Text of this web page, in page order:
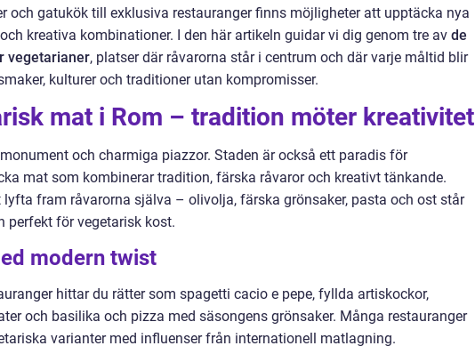
och gatukök till exklusiva restauranger finns möjligheter att upptäcka nya
kreativa kombinationer. I den här artikeln guidar vi dig genom tre av de
vegetarianer, platser där råvarorna står i centrum och där varje måltid blir
kulturer och traditioner utan kompromisser.
mat i Rom – tradition möter kreativitet
och charmiga piazzor. Staden är också ett paradis för
mat som kombinerar tradition, färska råvaror och kreativt tänkande.
fram råvarorna själva – olivolja, färska grönsaker, pasta och ost står
perfekt för vegetarisk kost.
modern twist
hittar du rätter som spagetti cacio e pepe, fyllda artiskockor,
och basilika och pizza med säsongens grönsaker. Många restauranger
varianter med influenser från internationell matlagning.